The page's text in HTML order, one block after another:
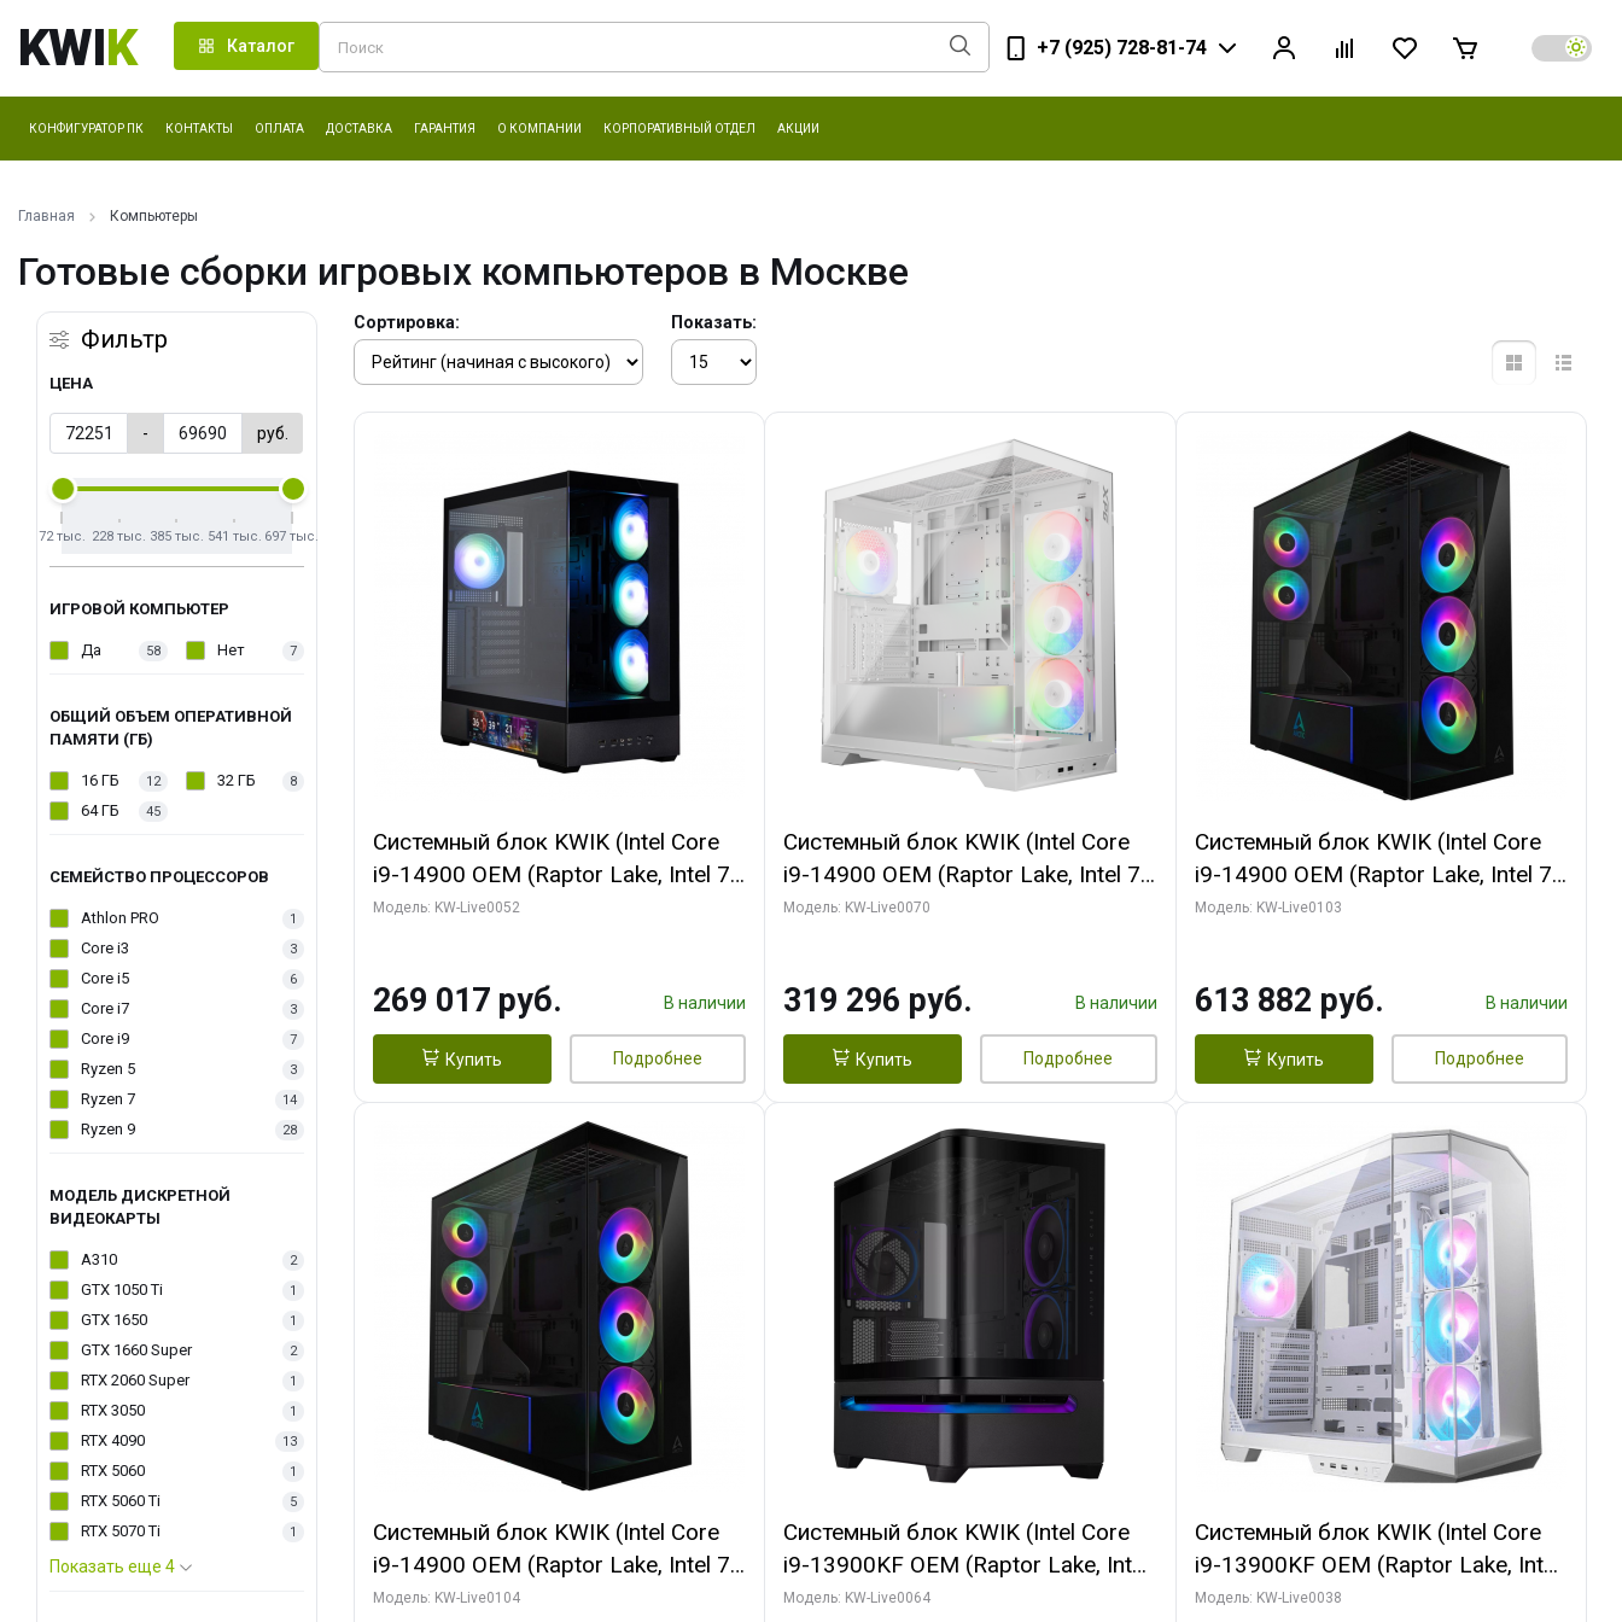
KWIK Каталог +7 (925) 728-81-74
КОНФИГУРАТОР ПК КОНТАКТЫ ОПЛАТА ДОСТАВКА ГАРАНТИЯ О КОМПАНИИ КОРПОРАТИВНЫЙ ОТДЕЛ АКЦИИ
Главная Компьютеры
Готовые сборки игровых компьютеров в Москве
Фильтр
ЦЕНА
- руб.
72 тыс. 228 тыс. 385 тыс. 541 тыс. 697 тыс.
ИГРОВОЙ КОМПЬЮТЕР
Да 58 Нет 7
ОБЩИЙ ОБЪЕМ ОПЕРАТИВНОЙ
ПАМЯТИ (ГБ)
16 ГБ 12 32 ГБ 8
64 ГБ 45
СЕМЕЙСТВО ПРОЦЕССОРОВ
Athlon PRO 1
Core i3 3
Core i5 6
Core i7 3
Core i9 7
Ryzen 5 3
Ryzen 7 14
Ryzen 9 28
МОДЕЛЬ ДИСКРЕТНОЙ
ВИДЕОКАРТЫ
A310 2
GTX 1050 Ti 1
GTX 1650 1
GTX 1660 Super 2
RTX 2060 Super 1
RTX 3050 1
RTX 4090 13
RTX 5060 1
RTX 5060 Ti 5
RTX 5070 Ti 1
Показать еще 4
Сортировка: Показать:
Системный блок KWIK (Intel Core
i9-14900 OEM (Raptor Lake, Intel 7,
C24 16EC/8PC// 64 ГБ ОЗУ (2
256bit 3xDP HD/ 512 ГБ SSD)
Модель: KW-Live0052
269 017 руб. В наличии
Купить Подробнее
Системный блок KWIK (Intel Core
i9-14900 OEM (Raptor Lake, Intel 7,
C24 16EC/8PC// 64 ГБ ОЗУ (2
GDDR7 256bit/ 960 ГБ SSD)
Модель: KW-Live0070
319 296 руб. В наличии
Купить Подробнее
Системный блок KWIK (Intel Core
i9-14900 OEM (Raptor Lake, Intel 7,
C24 16EC/8PC// 64 ГБ ОЗУ (2
Turbo/ 960 ГБ SSD)
Модель: KW-Live0103
613 882 руб. В наличии
Купить Подробнее
Системный блок KWIK (Intel Core
i9-14900 OEM (Raptor Lake, Intel 7,
C24 16EC/8PC// 64 ГБ ОЗУ (2
Модель: KW-Live0104
Системный блок KWIK (Intel Core
i9-13900KF OEM (Raptor Lake, Intel
7, C24 16EC/8P/ 64 ГБ ОЗУ (2
Модель: KW-Live0064
Системный блок KWIK (Intel Core
i9-13900KF OEM (Raptor Lake, Intel
7, C24 16EC/8P/ 32 ГБ ОЗУ (2
Модель: KW-Live0038